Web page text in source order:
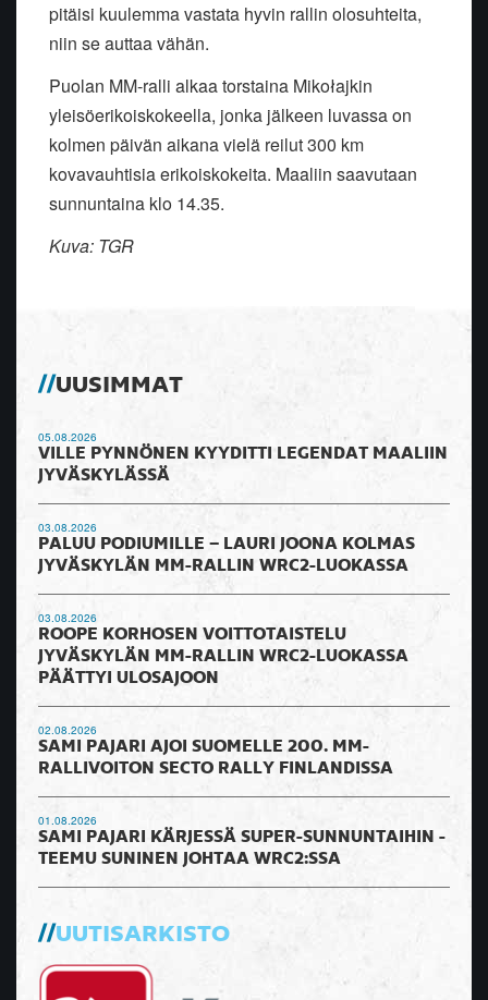
pitäisi kuulemma vastata hyvin rallin olosuhteita,
niin se auttaa vähän.
Puolan MM-ralli alkaa torstaina Mikołajkin
yleisöerikoiskokeella, jonka jälkeen luvassa on
kolmen päivän aikana vielä reilut 300 km
kovavauhtisia erikoiskokeita. Maaliin saavutaan
sunnuntaina klo 14.35.
Kuva: TGR
UUSIMMAT
05.08.2026
VILLE PYNNÖNEN KYYDITTI LEGENDAT MAALIIN
JYVÄSKYLÄSSÄ
03.08.2026
PALUU PODIUMILLE – LAURI JOONA KOLMAS
JYVÄSKYLÄN MM-RALLIN WRC2-LUOKASSA
03.08.2026
ROOPE KORHOSEN VOITTOTAISTELU
JYVÄSKYLÄN MM-RALLIN WRC2-LUOKASSA
PÄÄTTYI ULOSAJOON
02.08.2026
SAMI PAJARI AJOI SUOMELLE 200. MM-
RALLIVOITON SECTO RALLY FINLANDISSA
01.08.2026
SAMI PAJARI KÄRJESSÄ SUPER-SUNNUNTAIHIN -
TEEMU SUNINEN JOHTAA WRC2:SSA
UUTISARKISTO